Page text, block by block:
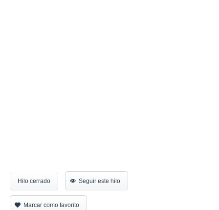
Hilo cerrado Seguir este hilo
Marcar como favorito